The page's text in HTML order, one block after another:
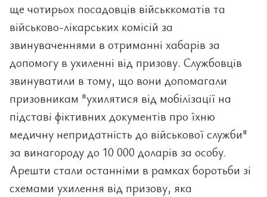
ще чотирьох посадовців військкоматів та
військово-лікарських комісій за
звинуваченнями в отриманні хабарів за
допомогу в ухиленні від призову. Службовців
звинуватили в тому, що вони допомагали
призовникам "ухилятися від мобілізації на
підставі фіктивних документів про їхню
медичну непридатність до військової служби"
за винагороду до 10 000 доларів за особу.
Арешти стали останніми в рамках боротьби зі
схемами ухилення від призову, яка